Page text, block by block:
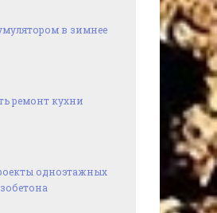
в зимнее
ремонт кухни
одноэтажных